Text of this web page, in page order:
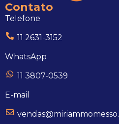
Contato
Telefone
11 2631-3152
WhatsApp
11 3807-0539
E-mail